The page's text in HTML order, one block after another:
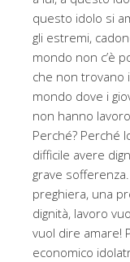
questo idolo si
gli estremi,
mondo non c’è
che non trovano
mondo dove i
non hanno
Perché? Perché
difficile avere
grave sofferenza.
preghiera, una
dignità, lavoro
vuol dire amare!
economico